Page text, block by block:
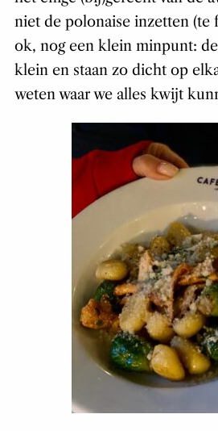
niet de polonaise inzetten (te
ok, nog een klein minpunt:
klein en staan zo dicht op
weten waar we alles kwijt